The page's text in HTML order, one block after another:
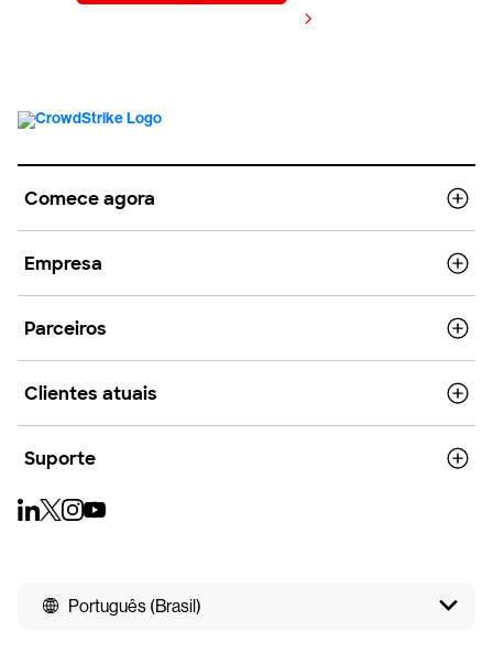
Comece agora
Empresa
Parceiros
Clientes atuais
Suporte
Português (Brasil)